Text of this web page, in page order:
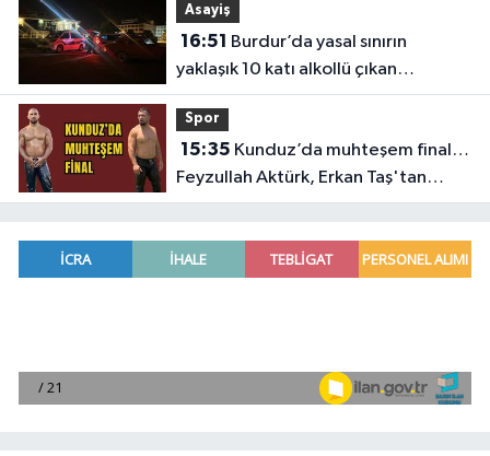
Asayiş
16:51
yaklaşık 10 katı alkollü çıkan
sürücüye büyük ceza
Spor
15:35
Feyzullah Aktürk, Erkan Taş'tan
Kırkpınar'ın rövanşını aldı